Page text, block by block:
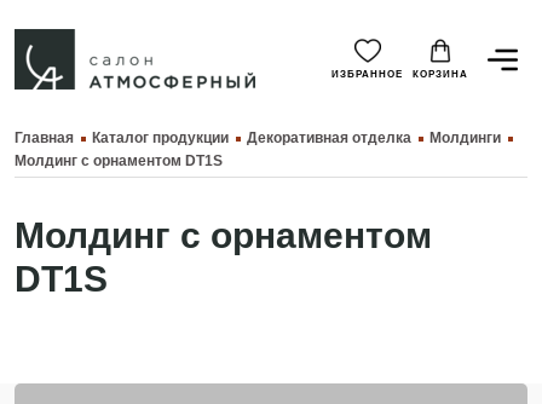
ИЗБРАННОЕ КОРЗИНА
Главная Каталог продукции Декоративная отделка
Молдинги
Молдинг с орнаментом DT1S
Молдинг с орнаментом
DT1S